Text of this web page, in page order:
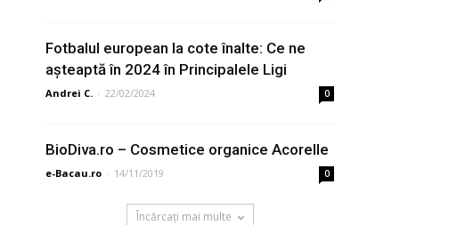
Fotbalul european la cote înalte: Ce ne
așteaptă în 2024 în Principalele Ligi
Andrei C. - 22/02/2024 0
BioDiva.ro – Cosmetice organice Acorelle
e-Bacau.ro - 14/11/2019 0
Încărcați mai multe